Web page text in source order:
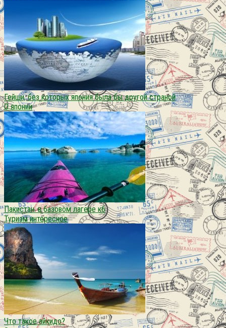
Гейши, без которых япония была бы другой страной
О японии
Пакистан. в базовом лагере к6
Туризм интересное
Что такое айкидо?